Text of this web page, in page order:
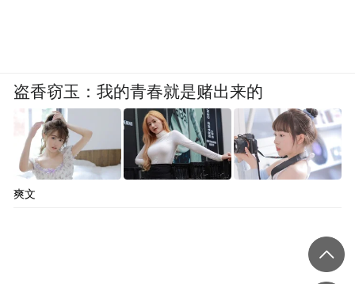
盗香窃玉：我的青春就是赌出来的
爽文